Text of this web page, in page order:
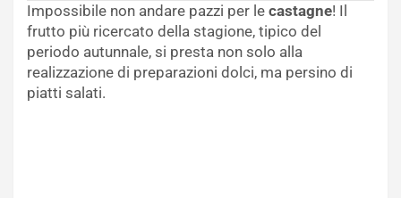
Impossibile non andare pazzi per le castagne! Il
frutto più ricercato della stagione, tipico del
periodo autunnale, si presta non solo alla
realizzazione di preparazioni dolci, ma persino di
piatti salati.